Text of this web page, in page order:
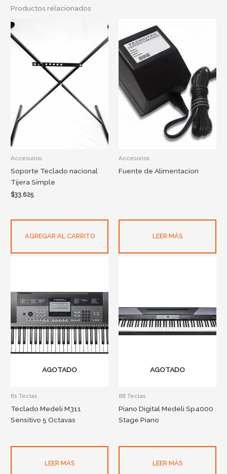
Productos relacionados
Accesorios
Soporte Teclado nacional
Tijera Simple
$33.625
AGREGAR AL CARRITO
Accesorios
Fuente de Alimentacion
LEER MÁS
AGOTADO
61 Teclas
Teclado Medeli M311
Sensitivo 5 Octavas
LEER MÁS
AGOTADO
88 Teclas
Piano Digital Medeli Sp4000
Stage Piano
LEER MÁS